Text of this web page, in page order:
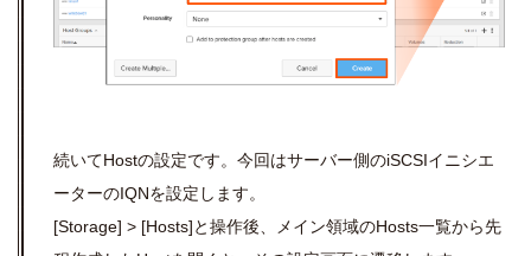
続いてHostの設定です。今回はサーバー側のiSCSIイニシエ
ーターのIQNを設定します。
[Storage] > [Hosts]と操作後、メイン領域のHosts一覧から先